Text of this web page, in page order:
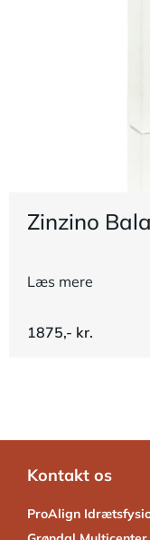
Zinzino
Læs mere
1875,- kr.
Kontakt os
ProAlign